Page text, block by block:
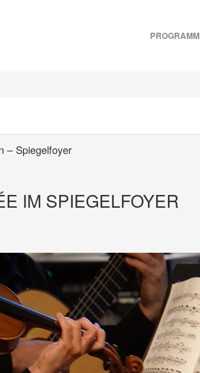
PROGRAMM
– Spiegelfoyer
IM SPIEGELFOYER